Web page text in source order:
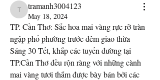
tramanh3004123
tramanh3004123
May 18, 2024
TP. Cần Thơ: Sắc hoa mai vàng rực rỡ tràn
ngập phố phường trước đêm giao thừa
Sáng 30 Tết, khắp các tuyến đường tại
TP.Cần Thơ đều rộn ràng với những cành
mai vàng tươi thắm được bày bán bởi các